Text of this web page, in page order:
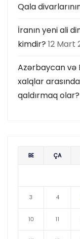
Qala
İranın yeni ali
kimdir? 12 Mart
Azərbaycan və
xalqlar
qaldırmaq olar?
BE ÇA
3 4
10 11